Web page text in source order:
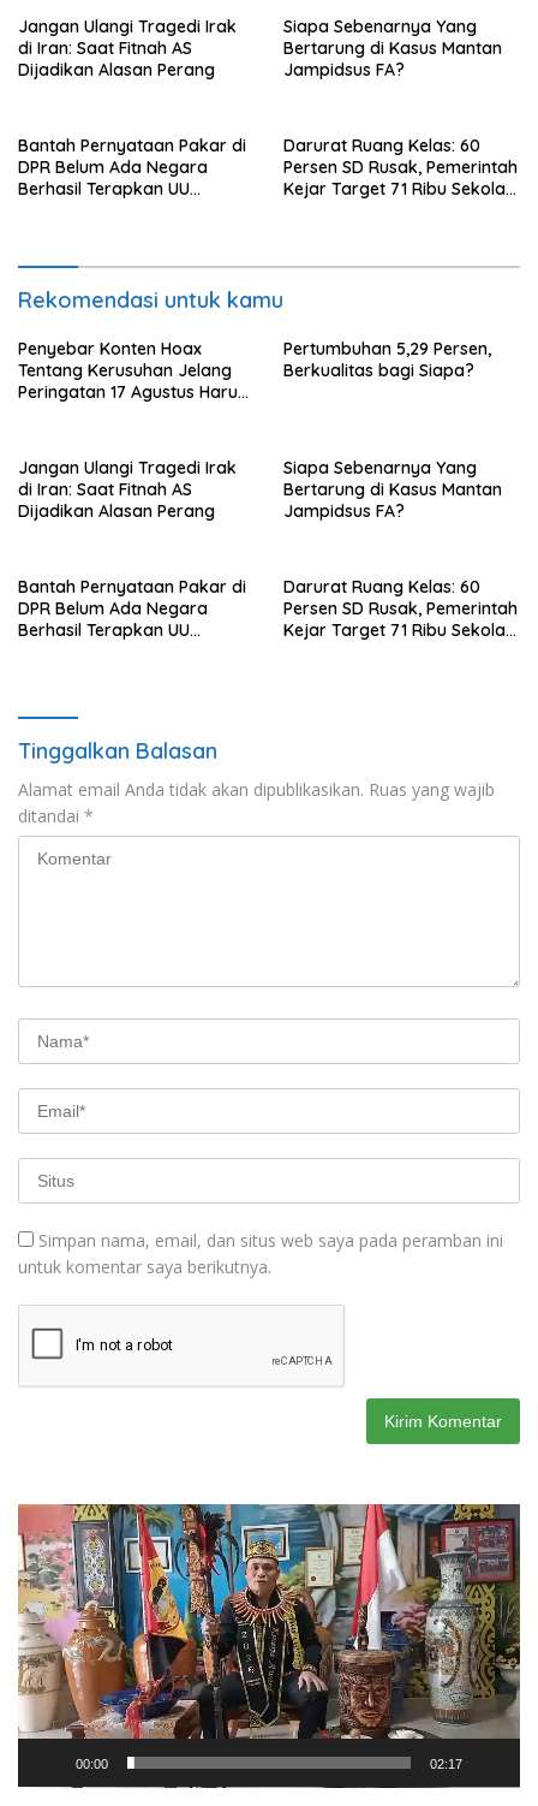
Jangan Ulangi Tragedi Irak
di Iran: Saat Fitnah AS
Dijadikan Alasan Perang
Siapa Sebenarnya Yang
Bertarung di Kasus Mantan
Jampidsus FA?
Bantah Pernyataan Pakar di
DPR Belum Ada Negara
Berhasil Terapkan UU
Darurat Ruang Kelas: 60
Persen SD Rusak, Pemerintah
Kejar Target 71 Ribu Sekolah
Rekomendasi untuk kamu
Penyebar Konten Hoax
Tentang Kerusuhan Jelang
Peringatan 17 Agustus Harus
Pertumbuhan 5,29 Persen,
Berkualitas bagi Siapa?
Jangan Ulangi Tragedi Irak
di Iran: Saat Fitnah AS
Dijadikan Alasan Perang
Siapa Sebenarnya Yang
Bertarung di Kasus Mantan
Jampidsus FA?
Bantah Pernyataan Pakar di
DPR Belum Ada Negara
Berhasil Terapkan UU
Darurat Ruang Kelas: 60
Persen SD Rusak, Pemerintah
Kejar Target 71 Ribu Sekolah
Tinggalkan Balasan
Alamat email Anda tidak akan dipublikasikan. Ruas yang wajib
ditandai *
Simpan nama, email, dan situs web saya pada peramban ini
untuk komentar saya berikutnya.
Pemutar
Video
00:00 02:17